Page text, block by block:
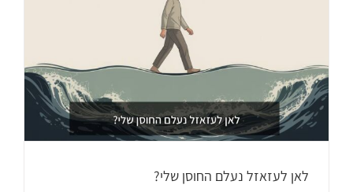
לאן לעזאזל נעלם החוסן שלי?